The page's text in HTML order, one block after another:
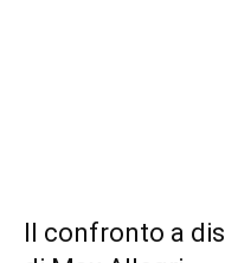
Il confronto a